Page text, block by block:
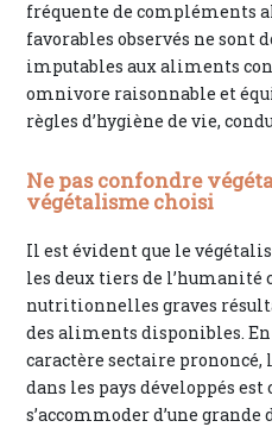
fréquente de compléments
favorables observés ne sont
imputables aux aliments
omnivore raisonnable et
règles d’hygiène de vie,
Ne pas confondre
végétalisme choisi
Il est évident que le
les deux tiers de l’humanité
nutritionnelles graves
des aliments disponibles.
caractère sectaire
dans les pays développés
s’accommoder d’une